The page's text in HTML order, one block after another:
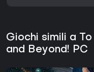
Giochi simili a
and Beyond! PC